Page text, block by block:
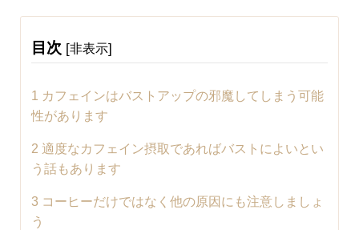
目次 [非表示]
1 カフェインはバストアップの邪魔してしまう可能
性があります
2 適度なカフェイン摂取であればバストによいとい
う話もあります
3 コーヒーだけではなく他の原因にも注意しましょ
う